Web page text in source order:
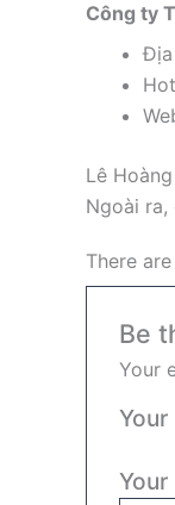
Công ty
Địa
Lê
Ngoài
There
Be
Your